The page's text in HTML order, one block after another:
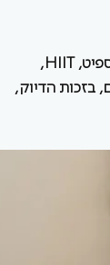
בעולם הכושר של היום, האפשרויות כמעט אינסופיות: אימונים פונקציונליים, יוגה, ריצה, קרוספיט, HIIT,
בזכות הדיוק,